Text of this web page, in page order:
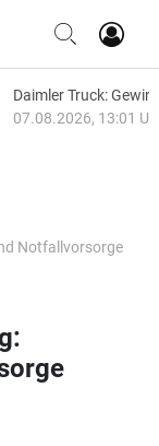
Daimler Truck:
07.08.2026, 13:01
Notfallvorsorge